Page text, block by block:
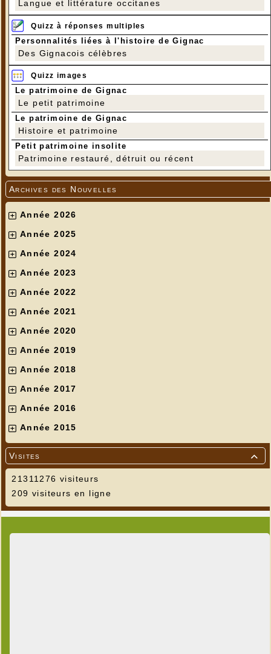
Langue et littérature occitanes
Quizz à réponses multiples
Personnalités liées à l'histoire de Gignac
Des Gignacois célèbres
Quizz images
Le patrimoine de Gignac
Le petit patrimoine
Le patrimoine de Gignac
Histoire et patrimoine
Petit patrimoine insolite
Patrimoine restauré, détruit ou récent
Archives des Nouvelles
Année 2026
Année 2025
Année 2024
Année 2023
Année 2022
Année 2021
Année 2020
Année 2019
Année 2018
Année 2017
Année 2016
Année 2015

Visites
21311276 visiteurs
209 visiteurs en ligne